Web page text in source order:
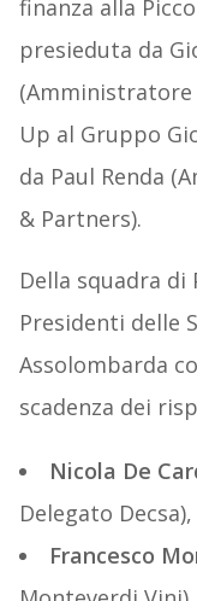
finanza alla
presieduta da
(Amministratore
Up al Gruppo
da Paul Renda
& Partners).
Della squadra di
Presidenti delle
Assolombarda
scadenza dei
Nicola De
Delegato
Francesco